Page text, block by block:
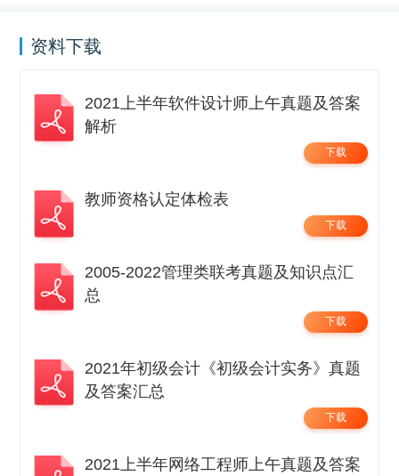
资料下载
2021上半年软件设计师上午真题及答案
解析
下载
教师资格认定体检表
下载
2005-2022管理类联考真题及知识点汇
总
下载
2021年初级会计《初级会计实务》真题
及答案汇总
下载
2021上半年网络工程师上午真题及答案